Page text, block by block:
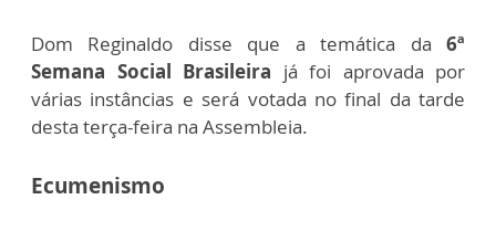
Dom Reginaldo disse que a temática da 6ª
Semana Social Brasileira já foi aprovada por
várias instâncias e será votada no final da tarde
desta terça-feira na Assembleia.
Ecumenismo